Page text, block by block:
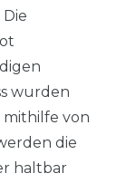
wurden
von
die
haltbar